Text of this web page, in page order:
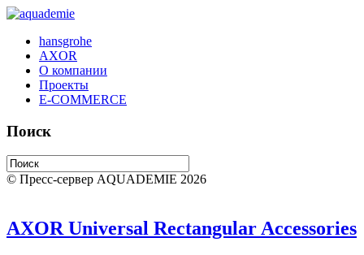
hansgrohe
AXOR
О компании
Проекты
E-COMMERCE
Поиск
© Пресс-сервер AQUADEMIE 2026
AXOR Universal Rectangular Accessories